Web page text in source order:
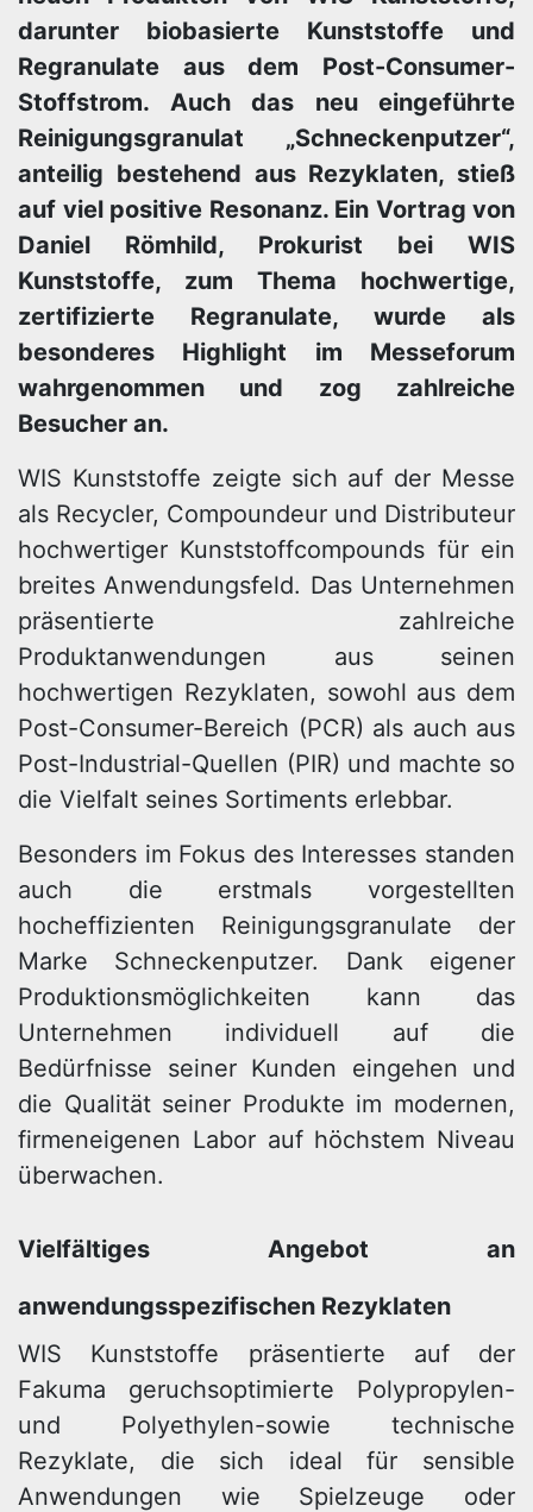
darunter biobasierte Kunststoffe und
Regranulate aus dem Post-Consumer-
Stoffstrom. Auch das neu eingeführte
Reinigungsgranulat „Schneckenputzer“,
anteilig bestehend aus Rezyklaten, stieß
auf viel positive Resonanz. Ein Vortrag von
Daniel Römhild, Prokurist bei WIS
Kunststoffe, zum Thema hochwertige,
zertifizierte Regranulate, wurde als
besonderes Highlight im Messeforum
wahrgenommen und zog zahlreiche
Besucher an.
WIS Kunststoffe zeigte sich auf der Messe
als Recycler, Compoundeur und Distributeur
hochwertiger Kunststoffcompounds für ein
breites Anwendungsfeld. Das Unternehmen
präsentierte zahlreiche
Produktanwendungen aus seinen
hochwertigen Rezyklaten, sowohl aus dem
Post-Consumer-Bereich (PCR) als auch aus
Post-Industrial-Quellen (PIR) und machte so
die Vielfalt seines Sortiments erlebbar.
Besonders im Fokus des Interesses standen
auch die erstmals vorgestellten
hocheffizienten Reinigungsgranulate der
Marke Schneckenputzer. Dank eigener
Produktionsmöglichkeiten kann das
Unternehmen individuell auf die
Bedürfnisse seiner Kunden eingehen und
die Qualität seiner Produkte im modernen,
firmeneigenen Labor auf höchstem Niveau
überwachen.
Vielfältiges Angebot an
anwendungsspezifischen Rezyklaten
WIS Kunststoffe präsentierte auf der
Fakuma geruchsoptimierte Polypropylen-
und Polyethylen-sowie technische
Rezyklate, die sich ideal für sensible
Anwendungen wie Spielzeuge oder